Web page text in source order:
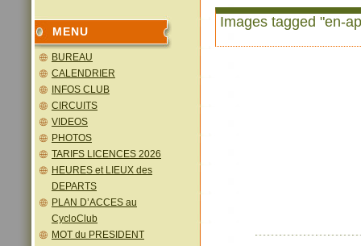
MENU
BUREAU
CALENDRIER
INFOS CLUB
CIRCUITS
VIDEOS
PHOTOS
TARIFS LICENCES 2026
HEURES et LIEUX des
DEPARTS
PLAN D’ACCES au
CycloClub
MOT du PRESIDENT
Images tagged "en-